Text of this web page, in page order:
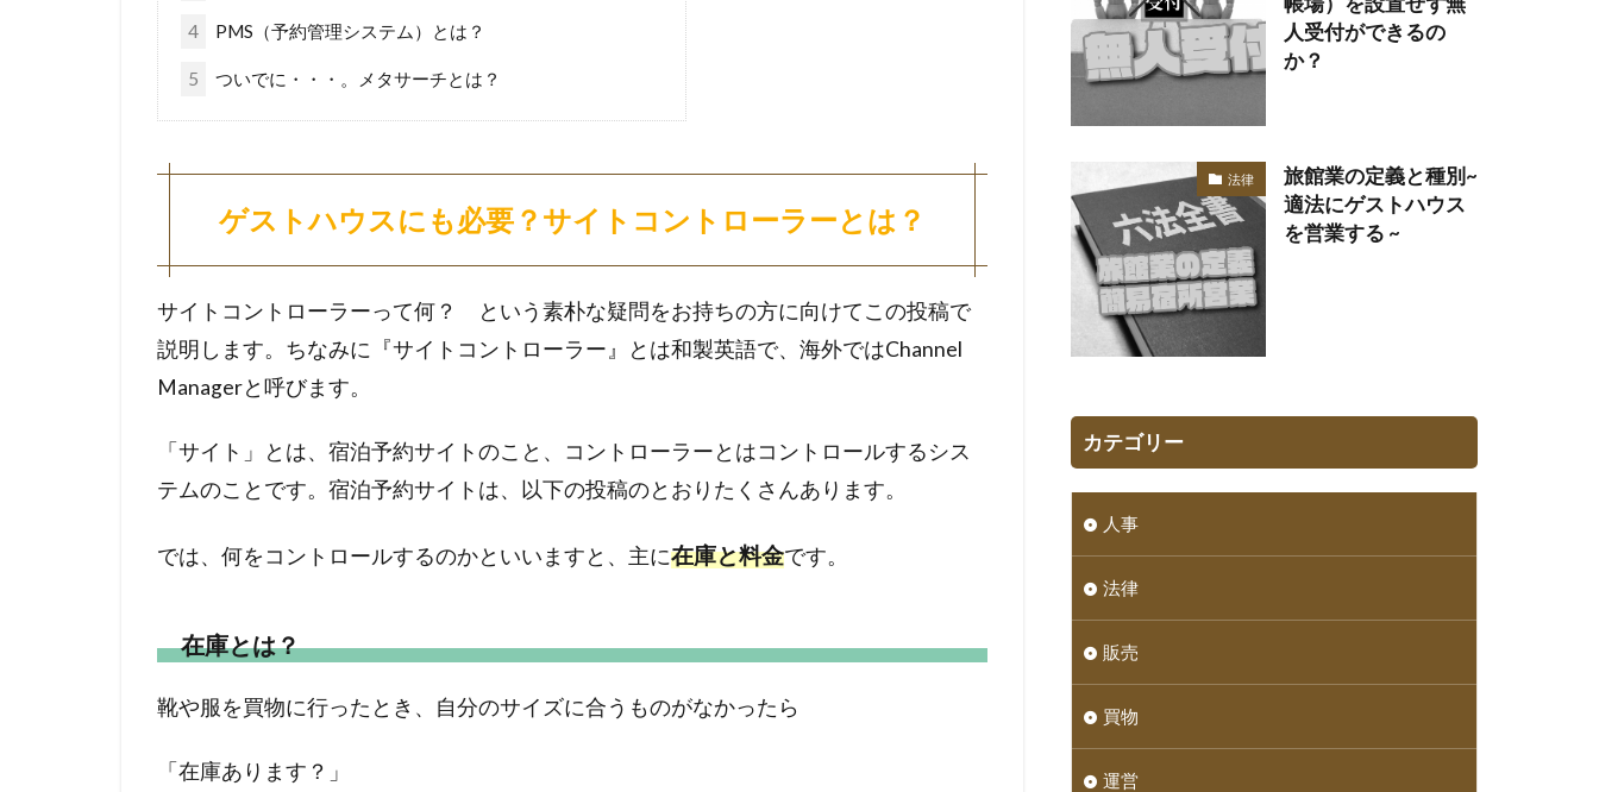
4 PMS（予約管理システム）とは？
5 ついでに・・・。メタサーチとは？
ゲストハウスにも必要？サイトコントローラーとは？
サイトコントローラーって何？ という素朴な疑問をお持ちの方に向けてこの投稿で
説明します。ちなみに『サイトコントローラー』とは和製英語で、海外ではChannel
Managerと呼びます。
「サイト」とは、宿泊予約サイトのこと、コントローラーとはコントロールするシス
テムのことです。宿泊予約サイトは、以下の投稿のとおりたくさんあります。
では、何をコントロールするのかといいますと、主に在庫と料金です。
在庫とは？
靴や服を買物に行ったとき、自分のサイズに合うものがなかったら
「在庫あります？」
人受付ができるの
か？
法律
旅館業の定義と種別~
適法にゲストハウス
を営業する ~
カテゴリー
人事
法律
販売
買物
運営